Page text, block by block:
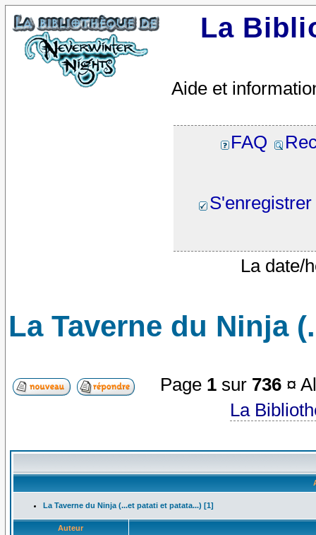
La
Aide et
FAQ
S'enregistrer
La date/
La Taverne du Ninja
Page 1 sur 736 ¤
La
La Taverne du Ninja (...et patati et patata...) [1]
Auteur